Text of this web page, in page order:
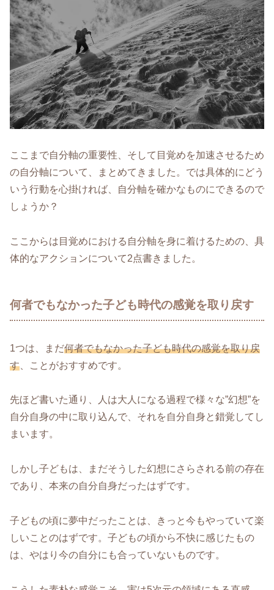
ここまで自分軸の重要性、そして目覚めを加速させるため
の自分軸について、まとめてきました。では具体的にどう
いう行動を心掛ければ、自分軸を確かなものにできるので
しょうか？
ここからは目覚めにおける自分軸を身に着けるための、具
体的なアクションについて2点書きました。
何者でもなかった子ども時代の感覚を取り戻す
1つは、まだ何者でもなかった子ども時代の感覚を取り戻
す 、ことがおすすめです。
先ほど書いた通り、人は大人になる過程で様々な”幻想”を
自分自身の中に取り込んで、それを自分自身と錯覚してし
まいます。
しかし子どもは、まだそうした幻想にさらされる前の存在
であり、本来の自分自身だったはずです。
子どもの頃に夢中だったことは、きっと今もやっていて楽
しいことのはずです。子どもの頃から不快に感じたもの
は、やはり今の自分にも合っていないものです。